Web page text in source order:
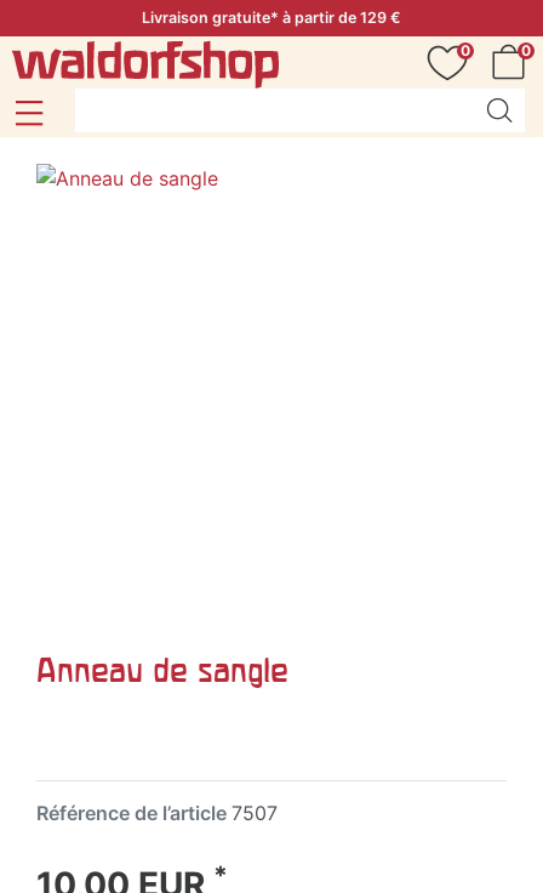
Livraison gratuite* à partir de 129 €
0
0
Anneau de sangle
Référence de l’article 7507
10,00 EUR *